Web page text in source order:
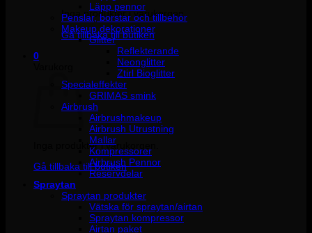
Inga produkter i varukorgen.
Gå tillbaka till butiken
0
Inga produkter i varukorgen.
Gå tillbaka till butiken
Läpp pennor
Penslar, borstar och tillbehör
Makeup dekorationer
Glitter
Reflekterande
Neonglitter
Ztirl Bioglitter
Specialeffekter
GRIMAS smink
Airbrush
Airbrushmakeup
Airbrush Utrustning
Mallar
Kompressorer
Airbrush Pennor
Reservdelar
Spraytan
Spraytan produkter
Vätska för spraytan/airtan
Spraytan kompressor
Airtan paket